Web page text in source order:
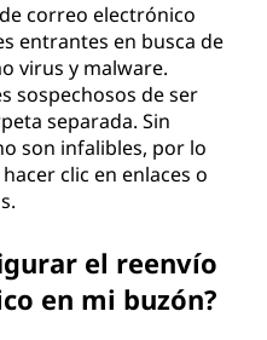
correo electrónico
entrantes en busca de
virus y malware.
sospechosos de ser
separada. Sin
son infalibles, por lo
clic en enlaces o
el reenvío
en mi buzón?